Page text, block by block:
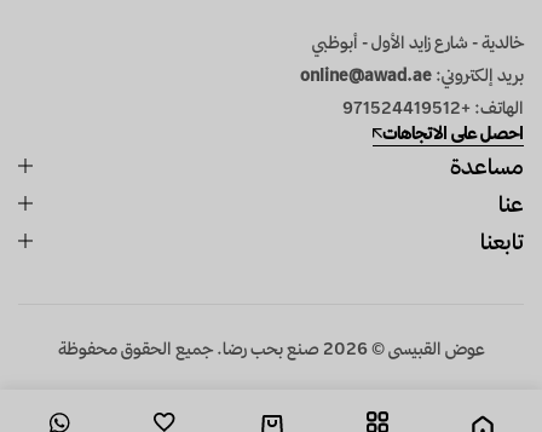
خالدية - شارع زايد الأول - أبوظبي
بريد إلكتروني: online@awad.ae
الهاتف: +971524419512
احصل على الاتجاهات
مساعدة
عنا
تابعنا
عـوض القبيسى © 2026 صنع بحب رضا. جميع الحقوق محفوظة